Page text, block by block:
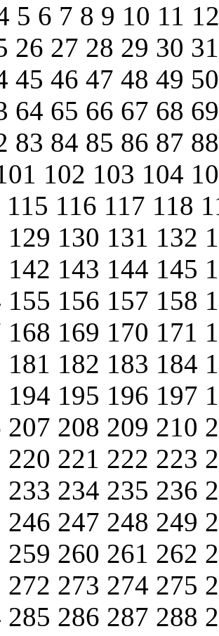
5 6 7 8 9 10 11
26 27 28 29 30
45 46 47 48 49
64 65 66 67 68
83 84 85 86 87
102 103 104
115 116 117 118
129 130 131 132
142 143 144 145
155 156 157 158
168 169 170 171
181 182 183 184
194 195 196 197
207 208 209 210
220 221 222 223
233 234 235 236
246 247 248 249
259 260 261 262
272 273 274 275
285 286 287 288